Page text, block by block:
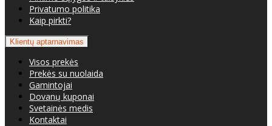
Privatumo politika
Kaip pirkti?
Klientų aptarnavimas
Visos prekės
Prekės su nuolaida
Gamintojai
Dovanų kuponai
Svetainės medis
Kontaktai